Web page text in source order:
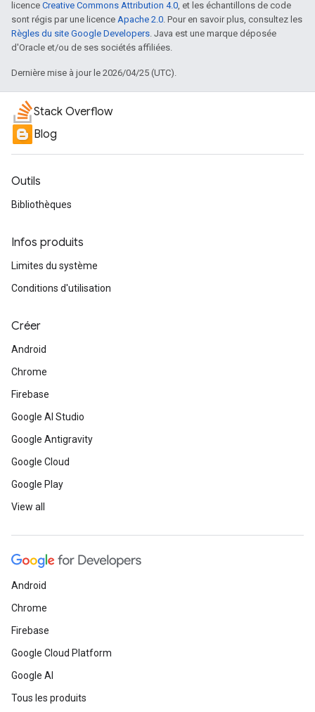
licence Creative Commons Attribution 4.0, et les échantillons de code
sont régis par une licence Apache 2.0. Pour en savoir plus, consultez les
Règles du site Google Developers. Java est une marque déposée
d'Oracle et/ou de ses sociétés affiliées.
Dernière mise à jour le 2026/04/25 (UTC).
Stack Overflow
Blog
Outils
Bibliothèques
Infos produits
Limites du système
Conditions d'utilisation
Créer
Android
Chrome
Firebase
Google AI Studio
Google Antigravity
Google Cloud
Google Play
View all
Android
Chrome
Firebase
Google Cloud Platform
Google AI
Tous les produits